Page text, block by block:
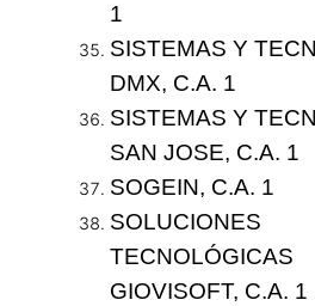
1
SISTEMAS Y
DMX, C.A. 1
SISTEMAS Y
SAN JOSE, C.A. 1
SOGEIN, C.A. 1
SOLUCIONES
TECNOLÓGICAS
GIOVISOFT, C.A. 1